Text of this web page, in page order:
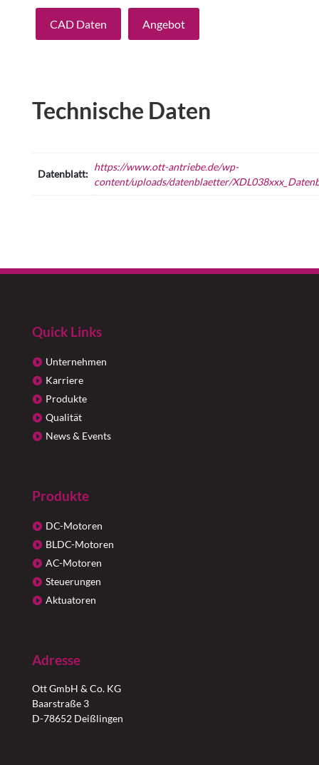
CAD Daten Angebot
Technische Daten
Datenblatt:
https://www.ott-antriebe.de/wp-
content/uploads/datenblaetter/
Quick Links
Unternehmen
Karriere
Produkte
Qualität
News & Events
Produkte
DC-Motoren
BLDC-Motoren
AC-Motoren
Steuerungen
Aktuatoren
Adresse
Ott GmbH & Co. KG
Baarstraße 3
D-78652 Deißlingen